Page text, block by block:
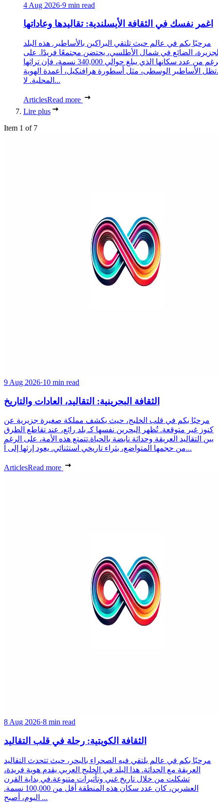
4 Aug 2026·9 min read
اغمر نفسك في الثقافة الأيسلندية: تقاليدها وعاداتها
مرحبًا بكم في عالم حيث تلتقي البراكين بالأساطير. هذه البلد
الضائع في شمال الأطلسي، يحتضن مجتمعًا فريدًا. على
الرغم من عدد سكانها الذي يبلغ حوالي 340,000 نسمة، فإن تراثها
الأساطير الوسطى، مثل أسطورة هرافنكيل، أعمدة الهوية
المحلية. لا...
ArticlesRead more
Lire plus
Item 1 of 7
9 Aug 2026·10 min read
الثقافة البحرينية: التقاليد، العادات والتاريخ
مرحبًا بكم في قلب الخليج، حيث يكشف مملكة صغيرة جزيرية عن
كنوز غير متوقعة. تُظهر البحرين نفسها كـ بلد رائع، عند تقاطع الطرق
بين التقاليد العريقة وحداثة نابضة بالحياة.تتمتع هذه الأمة، على الرغم
من حجمها المتواضع، بثراء تاريخي استثنائي. يعود إرثها إلى آ...
ArticlesRead more
8 Aug 2026·8 min read
الثقافة الكويتية: رحلة في قلب التقاليد
مرحبًا بكم في عالم يلتقي فيه الصحراء بالبحر، حيث تتحدث التقاليد
العريقة مع الحداثة. هذا البلد في الخليج العربي يقدم هوية فريدة،
تشكلت من خلال تاريخ غني وتأثيرات متنوعة.في بداية القرن
العشرين، كان عدد سكان هذه المنطقة أقل من 100,000 نسمة.
اليوم، أصبح ...